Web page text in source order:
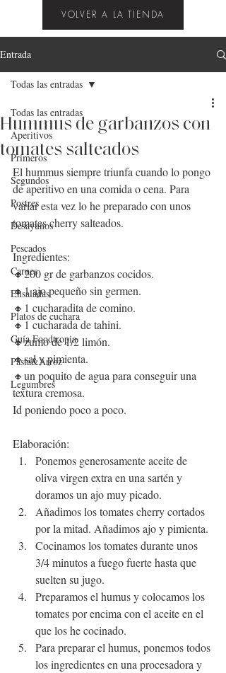
VOLVER A LA TIENDA
Entrada
Todas las entradas
Aperitivos
Primeros
Segundos
Postres
Desayunos
Pescados
Carnes
Ensaladas
Platos de cuchara
Guía Foodtropia
Pasta&Arroz
Legumbres
Todas las entradas
Hummus de garbanzos con
tomates salteados
El hummus siempre triunfa cuando lo pongo
de aperitivo en una comida o cena. Para
variar esta vez lo he preparado con unos
tomates cherry salteados.
Ingredientes:
🔸200 gr de garbanzos cocidos.
🔸1 ajo pequeño sin germen.
🔸1 cucharadita de comino.
🔸1 cucharada de tahini.
🔸zumo de 1/2 limón.
🔸sal y pimienta.
🔸un poquito de agua para conseguir una
textura cremosa.
Id poniendo poco a poco.
Elaboración:
Ponemos generosamente aceite de
oliva virgen extra en una sartén y
doramos un ajo muy picado.
Añadimos los tomates cherry cortados
por la mitad. Añadimos ajo y pimienta.
Cocinamos los tomates durante unos
3/4 minutos a fuego fuerte hasta que
suelten su jugo.
Preparamos el humus y colocamos los
tomates por encima con el aceite en el
que los he cocinado.
Para preparar el humus, ponemos todos
los ingredientes en una procesadora y